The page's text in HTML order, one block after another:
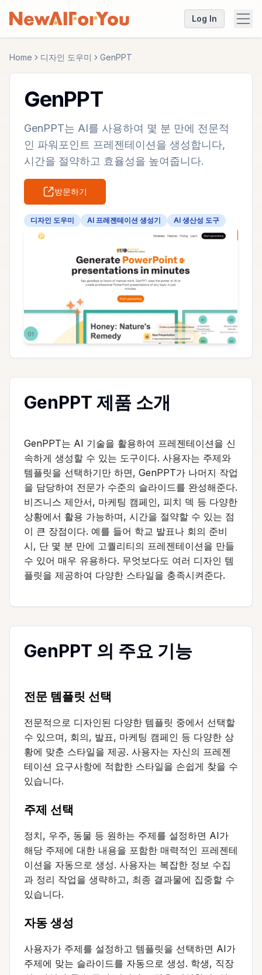
Log In
Home 디자인 도우미 GenPPT
GenPPT
GenPPT는 AI를 사용하여 몇 분 만에 전문적
인 파워포인트 프레젠테이션을 생성합니다,
시간을 절약하고 효율성을 높여줍니다.
방문하기
디자인 도우미 AI 프레젠테이션 생성기 AI 생산성 도구
GenPPT 제품 소개
GenPPT는 AI 기술을 활용하여 프레젠테이션을 신
속하게 생성할 수 있는 도구이다. 사용자는 주제와
템플릿을 선택하기만 하면, GenPPT가 나머지 작업
을 담당하여 전문가 수준의 슬라이드를 완성해준다.
비즈니스 제안서, 마케팅 캠페인, 피치 덱 등 다양한
상황에서 활용 가능하며, 시간을 절약할 수 있는 점
이 큰 장점이다. 예를 들어 학교 발표나 회의 준비
시, 단 몇 분 만에 고퀄리티의 프레젠테이션을 만들
수 있어 매우 유용하다. 무엇보다도 여러 디자인 템
플릿을 제공하여 다양한 스타일을 충족시켜준다.
GenPPT 의 주요 기능
전문 템플릿 선택
전문적으로 디자인된 다양한 템플릿 중에서 선택할
수 있으며, 회의, 발표, 마케팅 캠페인 등 다양한 상
황에 맞춘 스타일을 제공. 사용자는 자신의 프레젠
테이션 요구사항에 적합한 스타일을 손쉽게 찾을 수
있습니다.
주제 선택
정치, 우주, 동물 등 원하는 주제를 설정하면 AI가
해당 주제에 대한 내용을 포함한 매력적인 프레젠테
이션을 자동으로 생성. 사용자는 복잡한 정보 수집
과 정리 작업을 생략하고, 최종 결과물에 집중할 수
있습니다.
자동 생성
사용자가 주제를 설정하고 템플릿을 선택하면 AI가
주제에 맞는 슬라이드를 자동으로 생성. 학생, 직장